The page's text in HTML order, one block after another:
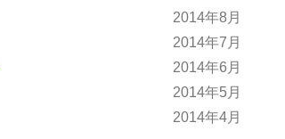
2014年8月
2014年7月
2014年6月
2014年5月
2014年4月